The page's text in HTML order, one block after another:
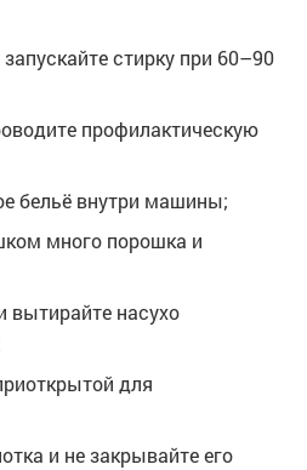
стирку при 60–90
профилактическую
бельё внутри машины;
много порошка и
вытирайте насухо
для
и не закрывайте его